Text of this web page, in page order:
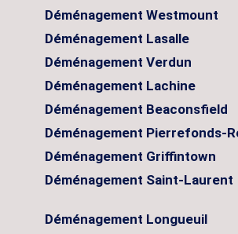
Déménagement Westmount
Déménagement Lasalle
Déménagement Verdun
Déménagement Lachine
Déménagement Beaconsfield
Déménagement Pierrefonds-
Déménagement Griffintown
Déménagement Saint-Laurent
Déménagement Longueuil